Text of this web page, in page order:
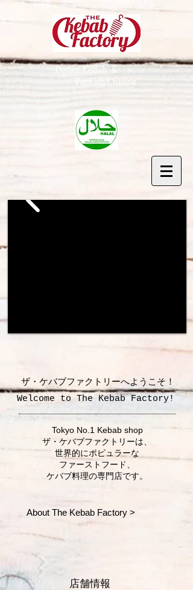
Doner Kebab &
Turkish Cuisine
ザ・ケバブファクトリーへようこそ！
Tokyo No.1 Kebab shop
ザ・ケバブファクトリーは、
世界的にポピュラーな
ファーストフード、
ケバブ料理の専門店です。
Welcome to The Kebab Factory!
店舗情報
About The Kebab Factory >